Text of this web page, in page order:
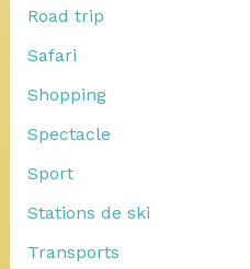
Road trip
Safari
Shopping
Spectacle
Sport
Stations de ski
Transports